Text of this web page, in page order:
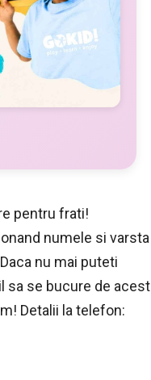
pentru frati!
numele si varsta
nu mai puteti
sa se bucure de acest
Detalii la telefon: